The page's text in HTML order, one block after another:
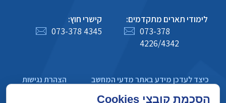
לימודי תארים מתקדמים:
073-378
4226/4342
קישרי חוץ:
073-378 4345
כיצד לעדכן מידע באתר מדעי המחשב
הצהרת נגישות
מדיניות פרטיות הסכמת קובצי Cookies